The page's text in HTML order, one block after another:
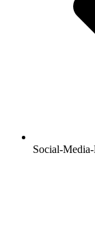
Social-